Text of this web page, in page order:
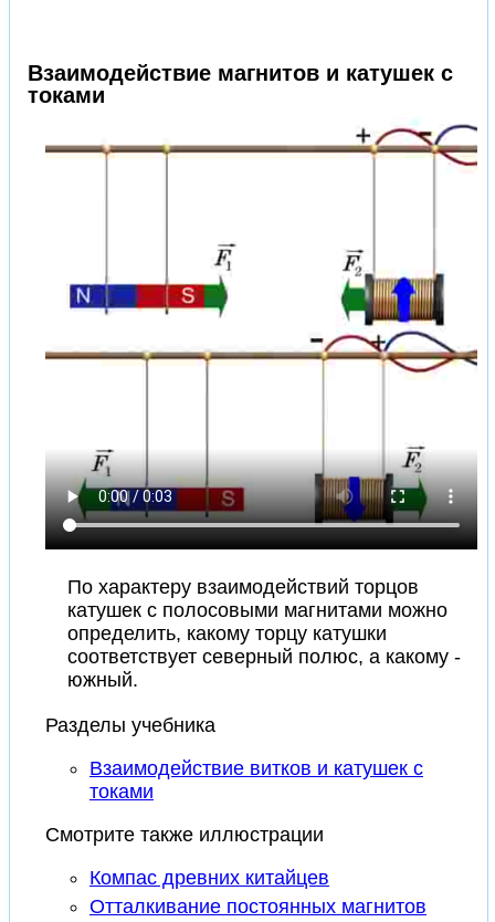
Взаимодействие магнитов и катушек с
токами
По характеру взаимодействий торцов
катушек с полосовыми магнитами можно
определить, какому торцу катушки
соответствует северный полюс, а какому -
южный.
Разделы учебника
Взаимодействие витков и катушек с
токами
Смотрите также иллюстрации
Компас древних китайцев
Отталкивание постоянных магнитов